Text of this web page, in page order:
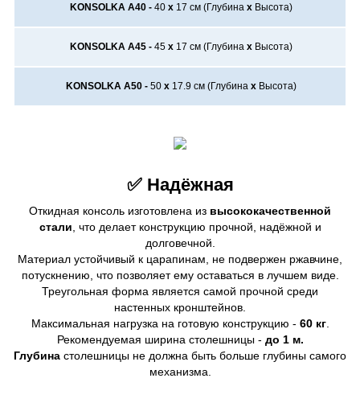
KONSOLKA A40 - 40 х 17 см (Глубина х Высота)
KONSOLKA A45 - 45 х 17 см (Глубина х Высота)
KONSOLKA A50 - 50 х 17.9 см (Глубина х Высота)
✅ Надёжная
Откидная консоль изготовлена из высококачественной
стали , что делает конструкцию прочной, надёжной и
долговечной.
Материал устойчивый к царапинам, не подвержен ржавчине,
потускнению, что позволяет ему оставаться в лучшем виде.
Треугольная форма является самой прочной среди
настенных кронштейнов.
Максимальная нагрузка на готовую конструкцию - 60 кг.
Рекомендуемая ширина столешницы - до 1 м.
Глубина столешницы не должна быть больше глубины самого
механизма.